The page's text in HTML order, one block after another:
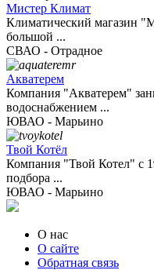
Мистер Климат
Климатический магазин
большой ...
СВАО - Отрадное
Акватерем
Компания "Акватерем"
водоснабжением ...
ЮВАО - Марьино
Твой Котёл
Компания "Твой Котел" с
подбора ...
ЮВАО - Марьино
О нас
О сайте
Обратная связь